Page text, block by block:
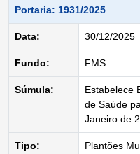
Portaria: 1931/2025
Data: 30/12/2025
Fundo: FMS
Súmula:
Estabelece
de Saúde
Janeiro de
Tipo: Plantões